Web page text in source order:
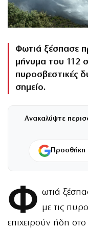
Φωτιά ξέσπασε
μήνυμα του 112
πυροσβεστικές
σημείο.
Ανακαλύψτε
Προσθήκη
Φ ωτιά
με τις
επιχειρούν ήδη